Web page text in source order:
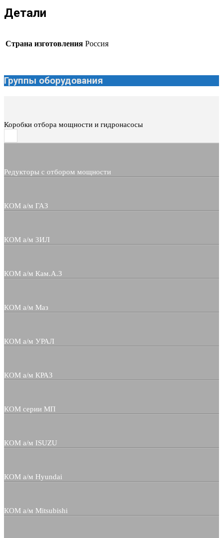
Детали
Страна изготовления Россия
Группы оборудования
Коробки отбора мощности и гидронасосы
Редукторы с отбором мощности
КОМ а/м ГАЗ
КОМ а/м ЗИЛ
КОМ а/м Кам.А.З
КОМ а/м Маз
КОМ а/м УРАЛ
КОМ а/м КРАЗ
КОМ серии МП
КОМ а/м ISUZU
КОМ а/м Hyundai
КОМ а/м Mitsubishi